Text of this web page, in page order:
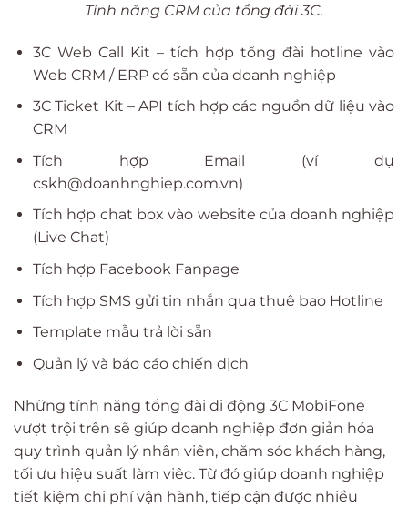
Tính năng CRM của tổng đài 3C.
3C Web Call Kit – tích hợp tổng đài hotline vào
Web CRM / ERP có sẵn của doanh nghiệp
3C Ticket Kit – API tích hợp các nguồn dữ liệu vào
CRM
Tích hợp Email (ví dụ
cskh@doanhnghiep.com.vn)
Tích hợp chat box vào website của doanh nghiệp
(Live Chat)
Tích hợp Facebook Fanpage
Tích hợp SMS gửi tin nhắn qua thuê bao Hotline
Template mẫu trả lời sẵn
Quản lý và báo cáo chiến dịch
Những tính năng tổng đài di động 3C MobiFone
vượt trội trên sẽ giúp doanh nghiệp đơn giản hóa
quy trình quản lý nhân viên, chăm sóc khách hàng,
tối ưu hiệu suất làm viêc. Từ đó giúp doanh nghiệp
tiết kiệm chi phí vận hành, tiếp cận được nhiều